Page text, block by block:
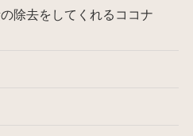
除去をしてくれるココナ